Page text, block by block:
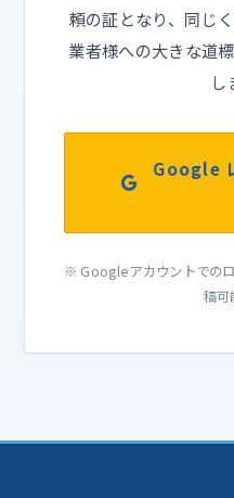
頼の証となり、同じ
業者様への大きな道
し
Google
※ Googleアカウントでの
稿可